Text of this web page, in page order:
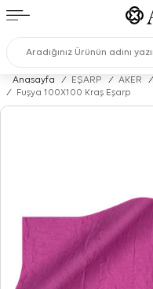
Anasayfa / EŞARP / AKER /
/
Fuşya 100X100 Kraş Eşarp